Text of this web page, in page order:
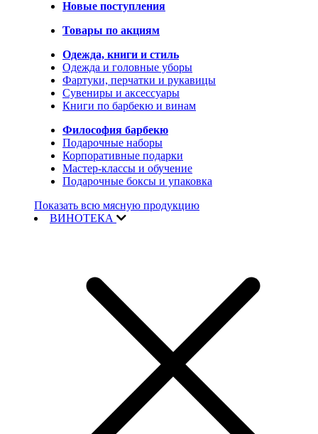
Новые поступления
Товары по акциям
Одежда, книги и стиль
Одежда и головные уборы
Фартуки, перчатки и рукавицы
Сувениры и аксессуары
Книги по барбекю и винам
Философия барбекю
Подарочные наборы
Корпоративные подарки
Мастер-классы и обучение
Подарочные боксы и упаковка
Показать всю мясную продукцию
ВИНОТЕКА